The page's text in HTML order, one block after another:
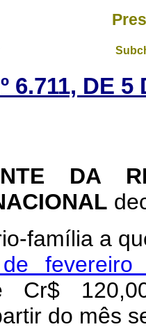
6.711, DE
DA
família a
fevereiro
Cr$
do mês